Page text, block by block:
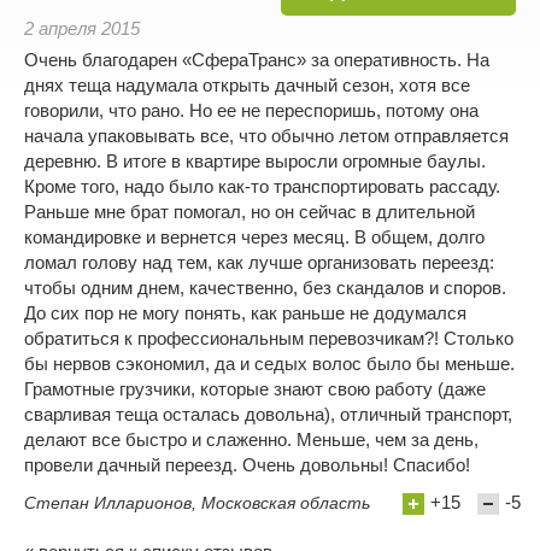
2 апреля 2015
Очень благодарен «СфераТранс» за оперативность. На
днях теща надумала открыть дачный сезон, хотя все
говорили, что рано. Но ее не переспоришь, потому она
начала упаковывать все, что обычно летом отправляется
деревню. В итоге в квартире выросли огромные баулы.
Кроме того, надо было как-то транспортировать рассаду.
Раньше мне брат помогал, но он сейчас в длительной
командировке и вернется через месяц. В общем, долго
ломал голову над тем, как лучше организовать переезд:
чтобы одним днем, качественно, без скандалов и споров.
До сих пор не могу понять, как раньше не додумался
обратиться к профессиональным перевозчикам?! Столько
бы нервов сэкономил, да и седых волос было бы меньше.
Грамотные грузчики, которые знают свою работу (даже
сварливая теща осталась довольна), отличный транспорт,
делают все быстро и слаженно. Меньше, чем за день,
провели дачный переезд. Очень довольны! Спасибо!
Степан Илларионов, Московская область +15 -5